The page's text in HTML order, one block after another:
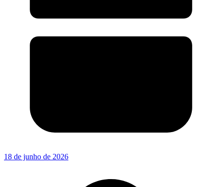
18 de junho de 2026